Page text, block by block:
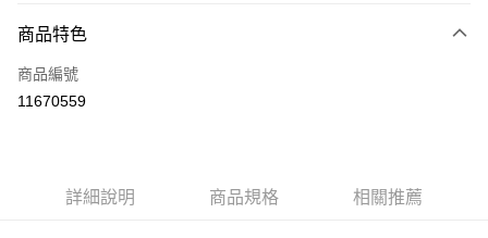
信用卡一次付款
LINE Pay
ATM付款
商品特色
商品編號
11670559
詳細說明 商品規格 相關推薦